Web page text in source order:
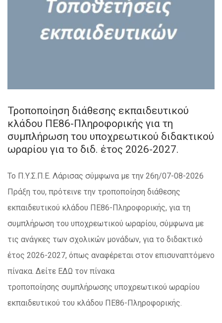
Τροποποίηση διάθεσης εκπαιδευτικού
κλάδου ΠΕ86-Πληροφορικής για τη
συμπλήρωση του υποχρεωτικού διδακτικού
ωραρίου για το διδ. έτος 2026-2027.
Το Π.Υ.Σ.Π.Ε. Λάρισας σύμφωνα με την 26η/07-08-2026
Πράξη του, πρότεινε την τροποποίηση διάθεσης
εκπαιδευτικού κλάδου ΠΕ86-Πληροφορικής, για τη
συμπλήρωση του υποχρεωτικού ωραρίου, σύμφωνα με
τις ανάγκες των σχολικών μονάδων, για το διδακτικό
έτος 2026-2027, όπως αναφέρεται στον επισυναπτόμενο
πίνακα. Δείτε ΕΔΩ τον πίνακα
τροποποίησης συμπλήρωσης υποχρεωτικού ωραρίου
εκπαιδευτικού του κλάδου ΠΕ86-Πληροφορικής.